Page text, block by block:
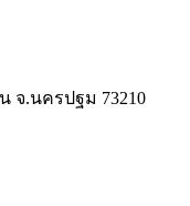
จ.นครปฐม 73210